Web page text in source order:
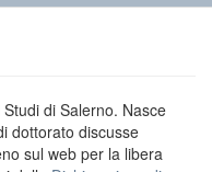
Studi di Salerno. Nasce
dottorato discusse
sul web per la libera